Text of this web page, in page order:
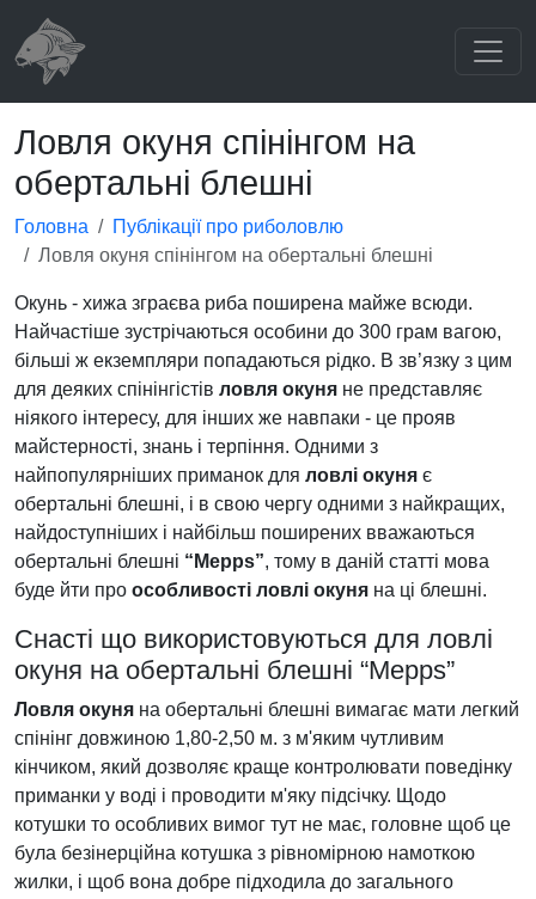
Ловля окуня спінінгом на
обертальні блешні
Головна
Публікації про риболовлю
Ловля окуня спінінгом на обертальні блешні
Окунь - хижа зграєва риба поширена майже всюди.
Найчастіше зустрічаються особини до 300 грам вагою,
більші ж екземпляри попадаються рідко. В зв’язку з цим
для деяких спінінгістів ловля окуня не представляє
ніякого інтересу, для інших же навпаки - це прояв
майстерності, знань і терпіння. Одними з
найпопулярніших приманок для ловлі окуня є
обертальні блешні, і в свою чергу одними з найкращих,
найдоступніших і найбільш поширених вважаються
обертальні блешні “Mepps”, тому в даній статті мова
буде йти про особливості ловлі окуня на ці блешні.
Снасті що використовуються для ловлі
окуня на обертальні блешні “Mepps”
Ловля окуня на обертальні блешні вимагає мати легкий
спінінг довжиною 1,80-2,50 м. з м'яким чутливим
кінчиком, який дозволяє краще контролювати поведінку
приманки у воді і проводити м'яку підсічку. Щодо
котушки то особливих вимог тут не має, головне щоб це
була безінерційна котушка з рівномірною намоткою
жилки, і щоб вона добре підходила до загального